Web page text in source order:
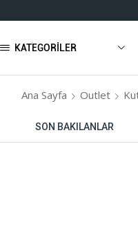
KATEGORILER
Ana Sayfa Outlet
SON BAKILANLAR